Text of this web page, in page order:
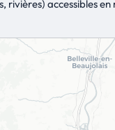
rivières) accessibles